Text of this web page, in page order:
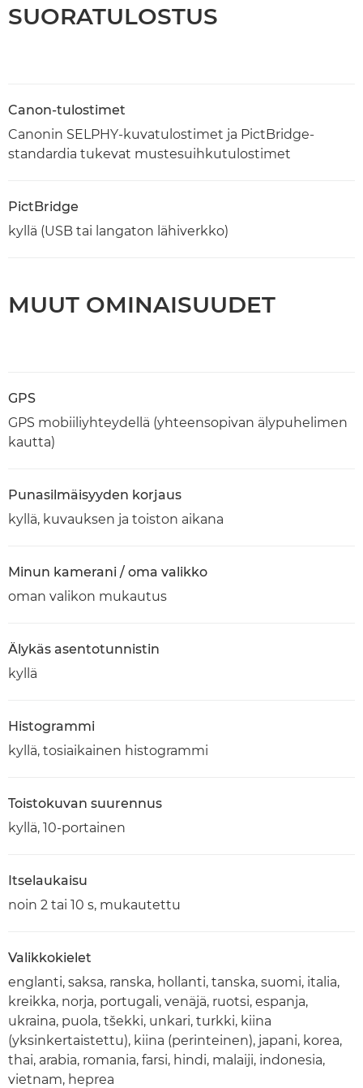
SUORATULOSTUS
Canon-tulostimet
Canonin SELPHY-kuvatulostimet ja PictBridge-
standardia tukevat mustesuihkutulostimet
PictBridge
kyllä (USB tai langaton lähiverkko)
MUUT OMINAISUUDET
GPS
GPS mobiiliyhteydellä (yhteensopivan älypuhelimen
kautta)
Punasilmäisyyden korjaus
kyllä, kuvauksen ja toiston aikana
Minun kamerani / oma valikko
oman valikon mukautus
Älykäs asentotunnistin
kyllä
Histogrammi
kyllä, tosiaikainen histogrammi
Toistokuvan suurennus
kyllä, 10-portainen
Itselaukaisu
noin 2 tai 10 s, mukautettu
Valikkokielet
englanti, saksa, ranska, hollanti, tanska, suomi, italia,
kreikka, norja, portugali, venäjä, ruotsi, espanja,
ukraina, puola, tšekki, unkari, turkki, kiina
(yksinkertaistettu), kiina (perinteinen), japani, korea,
thai, arabia, romania, farsi, hindi, malaiji, indonesia,
vietnam, heprea